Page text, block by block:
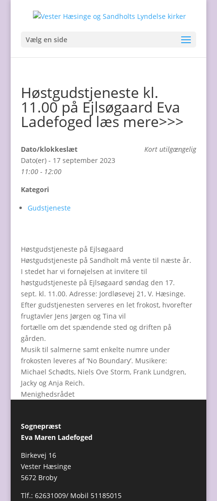
Vælg en side
Høstgudstjeneste kl.
11.00 på Ejlsøgaard Eva
Ladefoged læs mere>>>
Kort utilgængelig
Dato/klokkeslæt
Dato(er) - 17 september 2023
11:00 - 12:00
Kategori
Gudstjeneste
Høstgudstjeneste på Ejlsøgaard
Høstgudstjeneste på Sandholt må vente til næste år.
I stedet har vi fornøjelsen at invitere til
høstgudstjeneste på Ejlsøgaard søndag den 17.
sept. kl. 11.00. Adresse: Jordløsevej 21, V. Hæsinge.
Efter gudstjenesten serveres en let frokost, hvorefter
frugtavler Jens Jørgen og Tina vil
fortælle om det spændende sted og driften på
gården.
Musik til salmerne samt enkelte numre under
frokosten leveres af ’No Boundary’. Musikere:
Michael Schødts, Niels Ove Storm, Frank Lundgren,
Jacky og Anja Reich.
Menighedsrådet
Sognepræst
Eva Maren Ladefoged
Birkevej 16
Vester Hæsinge
5672 Broby
Tlf.: 62631009/ Mobil 51185015